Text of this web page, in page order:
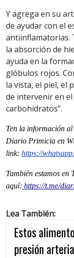
Y agrega en su
de ayudar con el
antiinflamatorias.
la absorción de
ayuda en la
glóbulos rojos.
la vista, el piel, el
de intervenir en
carbohidratos”.
Ten la información
Diario Primicia en
link: https://
También estamos
aquí: https://t.me/
Lea También:
Estos
presión